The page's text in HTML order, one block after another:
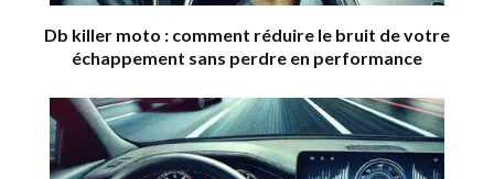
Db killer moto : comment réduire le bruit de votre
échappement sans perdre en performance